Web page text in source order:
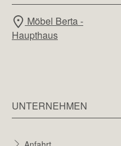
Möbel Berta -
Haupthaus
UNTERNEHMEN